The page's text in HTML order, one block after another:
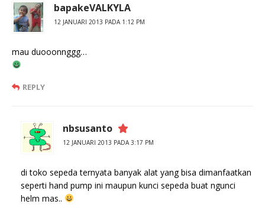
bapakeVALKYLA
12 JANUARI 2013 PADA 1:12 PM
mau duooonnggg…
REPLY
nbsusanto
12 JANUARI 2013 PADA 3:17 PM
di toko sepeda ternyata banyak alat yang bisa dimanfaatkan
seperti hand pump ini maupun kunci sepeda buat ngunci
helm mas..